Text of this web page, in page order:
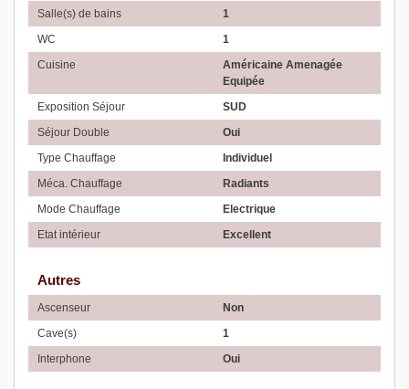
Salle(s) de bains
1
WC
1
Cuisine
Américaine Amenagée
Equipée
Exposition Séjour
SUD
Séjour Double
Oui
Type Chauffage
Individuel
Méca. Chauffage
Radiants
Mode Chauffage
Electrique
Etat intérieur
Excellent
Autres
Ascenseur
Non
Cave(s)
1
Interphone
Oui